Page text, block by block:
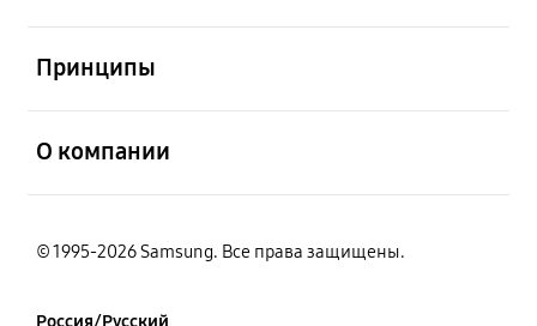
Принципы
О компании
© 1995-2026 Samsung. Все права защищены.
Россия/Русский